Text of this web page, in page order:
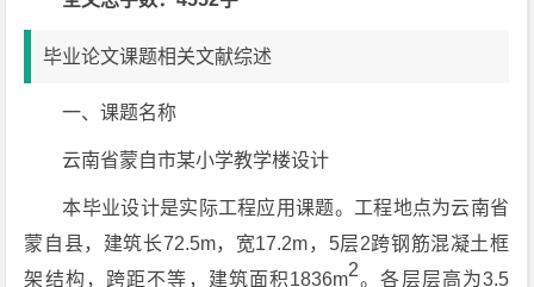
毕业论文课题相关文献综述
一、课题名称
云南省蒙自市某小学教学楼设计
本毕业设计是实际工程应用课题。工程地点为云南省
蒙自县，建筑长72.5m，宽17.2m，5层2跨钢筋混凝土框
架结构，跨距不等，建筑面积1836m2。各层层高为3.5